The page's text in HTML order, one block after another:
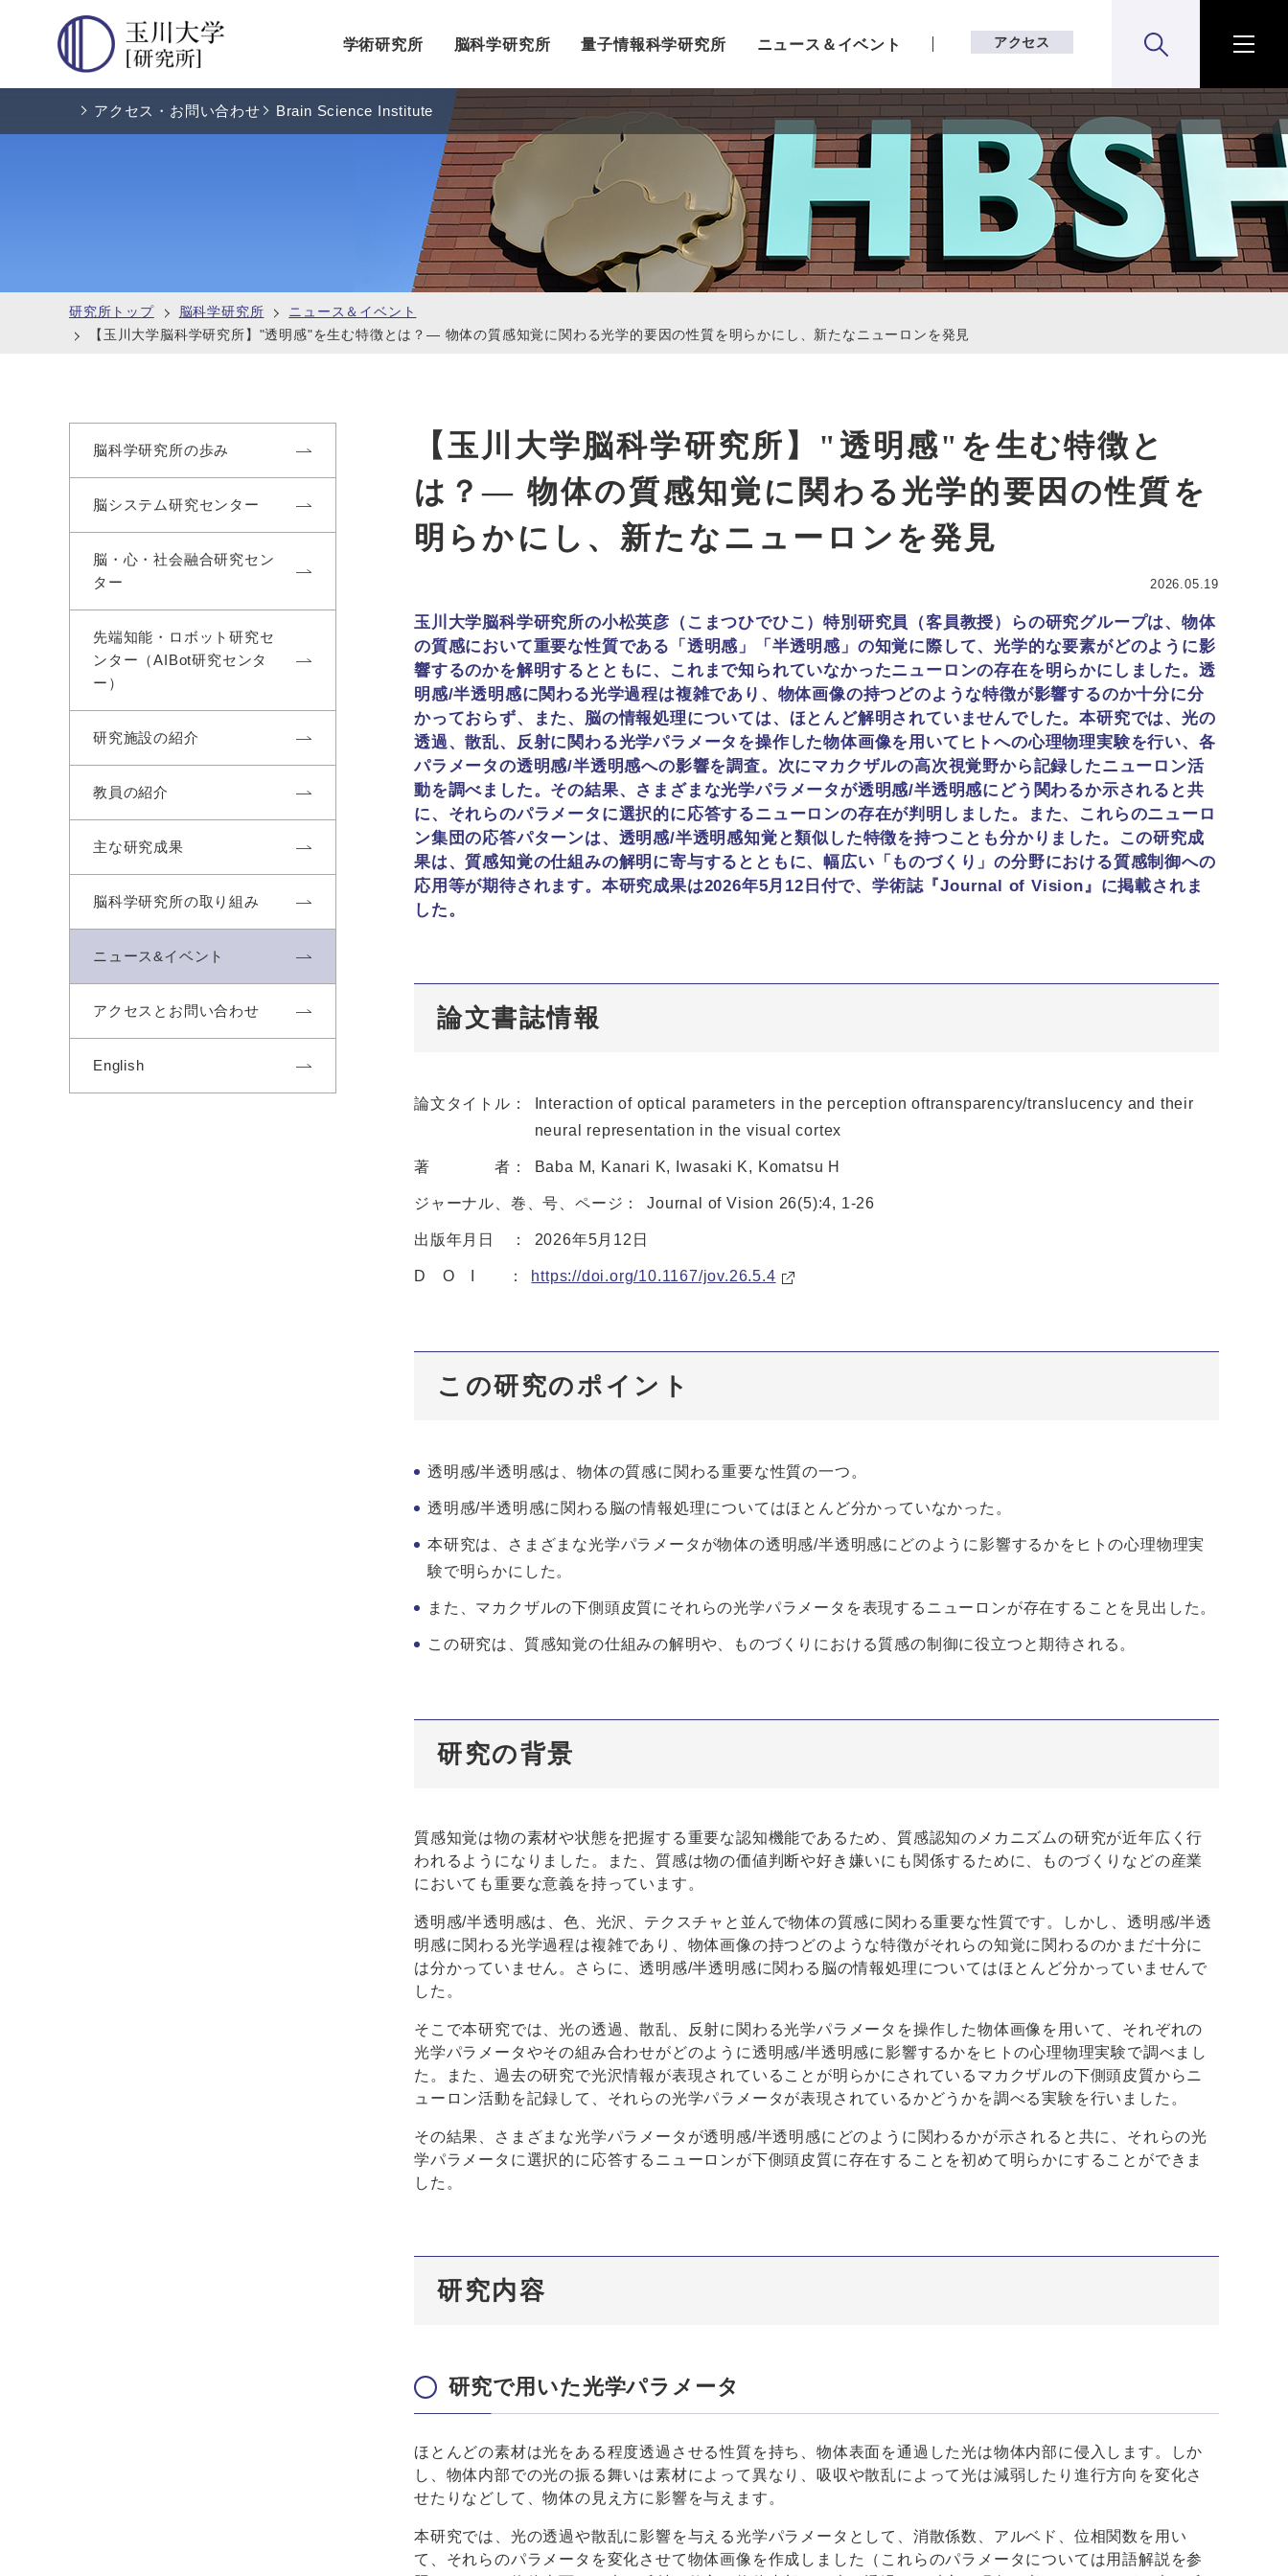
学術研究所 脳科学研究所 量子情報科学研究所 ニュース＆イベント アクセス
検索:開く メニ
アクセス・お問い合わせ Brain Science Institute
研究所トップ 脳科学研究所
ニュース＆イベント
【玉川大学脳科学研究所】"透明感"を生む特徴とは？― 物体の質感知覚に関わる光学的要因の性質を明らかにし、新たなニューロンを発見
【玉川大学脳科学研究所】"透明感"を生む特徴と
は？― 物体の質感知覚に関わる光学的要因の性質を
明らかにし、新たなニューロンを発見
2026.05.19
玉川大学脳科学研究所の小松英彦（こまつひでひこ）特別研究員（客員教授）らの研究グループは、物体
の質感において重要な性質である「透明感」「半透明感」の知覚に際して、光学的な要素がどのように影
響するのかを解明するとともに、これまで知られていなかったニューロンの存在を明らかにしました。透
明感/半透明感に関わる光学過程は複雑であり、物体画像の持つどのような特徴が影響するのか十分に分
かっておらず、また、脳の情報処理については、ほとんど解明されていませんでした。本研究では、光の
透過、散乱、反射に関わる光学パラメータを操作した物体画像を用いてヒトへの心理物理実験を行い、各
パラメータの透明感/半透明感への影響を調査。次にマカクザルの高次視覚野から記録したニューロン活
動を調べました。その結果、さまざまな光学パラメータが透明感/半透明感にどう関わるか示されると共
に、それらのパラメータに選択的に応答するニューロンの存在が判明しました。また、これらのニューロ
ン集団の応答パターンは、透明感/半透明感知覚と類似した特徴を持つことも分かりました。この研究成
果は、質感知覚の仕組みの解明に寄与するとともに、幅広い「ものづくり」の分野における質感制御への
応用等が期待されます。本研究成果は2026年5月12日付で、学術誌『Journal of Vision』に掲載されま
した。
論文書誌情報
論文タイトル：
Interaction of optical parameters in the perception oftransparency/translucency and their
neural representation in the visual cortex
著 者： Baba M, Kanari K, Iwasaki K, Komatsu H
ジャーナル、巻、号、ページ： Journal of Vision 26(5):4, 1-26
出版年月日 ： 2026年5月12日
D O I ： https://doi.org/10.1167/jov.26.5.4
この研究のポイント
透明感/半透明感は、物体の質感に関わる重要な性質の一つ。
透明感/半透明感に関わる脳の情報処理についてはほとんど分かっていなかった。
本研究は、さまざまな光学パラメータが物体の透明感/半透明感にどのように影響するかをヒトの心理物理実
験で明らかにした。
また、マカクザルの下側頭皮質にそれらの光学パラメータを表現するニューロンが存在することを見出した。
この研究は、質感知覚の仕組みの解明や、ものづくりにおける質感の制御に役立つと期待される。
研究の背景
質感知覚は物の素材や状態を把握する重要な認知機能であるため、質感認知のメカニズムの研究が近年広く行
われるようになりました。また、質感は物の価値判断や好き嫌いにも関係するために、ものづくりなどの産業
においても重要な意義を持っています。
透明感/半透明感は、色、光沢、テクスチャと並んで物体の質感に関わる重要な性質です。しかし、透明感/半透
明感に関わる光学過程は複雑であり、物体画像の持つどのような特徴がそれらの知覚に関わるのかまだ十分に
は分かっていません。さらに、透明感/半透明感に関わる脳の情報処理についてはほとんど分かっていませんで
した。
そこで本研究では、光の透過、散乱、反射に関わる光学パラメータを操作した物体画像を用いて、それぞれの
光学パラメータやその組み合わせがどのように透明感/半透明感に影響するかをヒトの心理物理実験で調べまし
た。また、過去の研究で光沢情報が表現されていることが明らかにされているマカクザルの下側頭皮質からニ
ューロン活動を記録して、それらの光学パラメータが表現されているかどうかを調べる実験を行いました。
その結果、さまざまな光学パラメータが透明感/半透明感にどのように関わるかが示されると共に、それらの光
学パラメータに選択的に応答するニューロンが下側頭皮質に存在することを初めて明らかにすることができま
した。
研究内容
研究で用いた光学パラメータ
ほとんどの素材は光をある程度透過させる性質を持ち、物体表面を通過した光は物体内部に侵入します。しか
し、物体内部での光の振る舞いは素材によって異なり、吸収や散乱によって光は減弱したり進行方向を変化さ
せたりなどして、物体の見え方に影響を与えます。
本研究では、光の透過や散乱に影響を与える光学パラメータとして、消散係数、アルベド、位相関数を用い
て、それらのパラメータを変化させて物体画像を作成しました（これらのパラメータについては用語解説を参
脳科学研究所の歩み
脳システム研究センター
脳・心・社会融合研究セン
ター
先端知能・ロボット研究セ
ンター（AIBot研究センタ
ー）
研究施設の紹介
教員の紹介
主な研究成果
脳科学研究所の取り組み
ニュース&イベント
アクセスとお問い合わせ
English